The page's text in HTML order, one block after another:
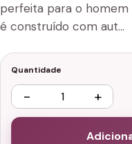
perfeita para o homem
é construído com aut…
Quantidade
− +